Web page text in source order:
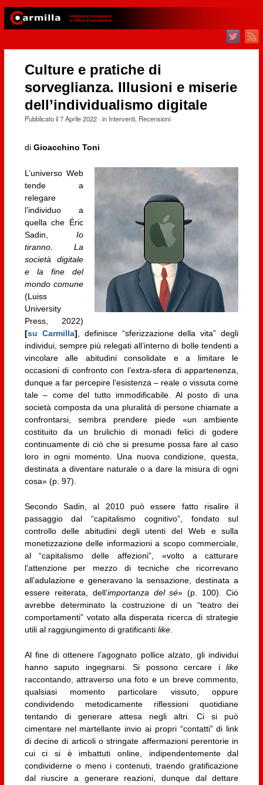
Culture e pratiche di
sorveglianza. Illusioni e miserie
dell’individualismo digitale
Pubblicato il7 Aprile 2022· in Interventi, Recensioni·
di Gioacchino Toni
L’universo Web
tende a
relegare
l’individuo a
quella che Éric
Sadin, Io
tiranno. La
società digitale
e la fine del
mondo comune
(Luiss
University
Press, 2022)
[su Carmilla] , definisce “sferizzazione della vita” degli
individui, sempre più relegati all’interno di bolle tendenti a
vincolare alle abitudini consolidate e a limitare le
occasioni di confronto con l’extra-sfera di appartenenza,
dunque a far percepire l’esistenza – reale o vissuta come
tale – come del tutto immodificabile. Al posto di una
società composta da una pluralità di persone chiamate a
confrontarsi, sembra prendere piede «un ambiente
costituito da un brulichio di monadi felici di godere
continuamente di ciò che si presume possa fare al caso
loro in ogni momento. Una nuova condizione, questa,
destinata a diventare naturale o a dare la misura di ogni
cosa» (p. 97).
Secondo Sadin, al 2010 può essere fatto risalire il
passaggio dal “capitalismo cognitivo”, fondato sul
controllo delle abitudini degli utenti del Web e sulla
monetizzazione delle informazioni a scopo commerciale,
al “capitalismo delle affezioni”, «volto a catturare
l’attenzione per mezzo di tecniche che ricorrevano
all’adulazione e generavano la sensazione, destinata a
essere reiterata, dell’importanza del sé» (p. 100). Ciò
avrebbe determinato la costruzione di un “teatro dei
comportamenti” votato alla disperata ricerca di strategie
utili al raggiungimento di gratificanti like.
Al fine di ottenere l’agognato pollice alzato, gli individui
hanno saputo ingegnarsi. Si possono cercare ilike
raccontando, attraverso una foto e un breve commento,
qualsiasi momento particolare vissuto, oppure
condividendo metodicamente riflessioni quotidiane
tentando di generare attesa negli altri. Ci si può
cimentare nel martellante invio ai propri “contatti” di link
di decine di articoli o stringate affermazioni perentorie in
cui ci si è imbattuti online, indipendentemente dal
condividerne o meno i contenuti, traendo gratificazione
dal riuscire a generare reazioni, dunque dal dettare